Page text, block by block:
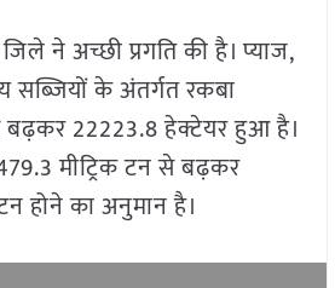
ने अच्छी प्रगति की है। प्याज,
सब्जियों के अंतर्गत रकबा
बढ़कर 22223.8 हेक्टेयर हुआ है।
मीट्रिक टन से बढ़कर
होने का अनुमान है।